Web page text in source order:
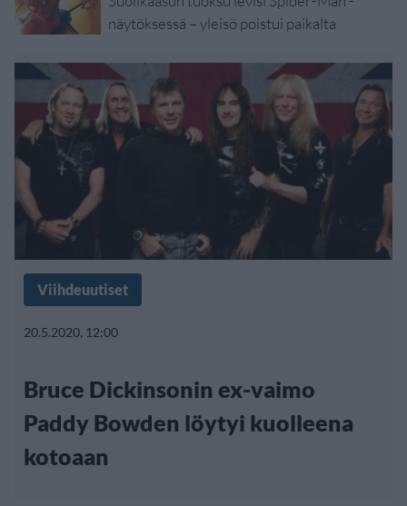
näytöksessä – yleisö poistui paikalta
Viihdeuutiset
20.5.2020, 12:00
Bruce Dickinsonin ex-vaimo
Paddy Bowden löytyi kuolleena
kotoaan